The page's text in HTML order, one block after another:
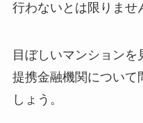
行わないとは限りませ
目ぼしいマンション
提携金融機関について
しょう。